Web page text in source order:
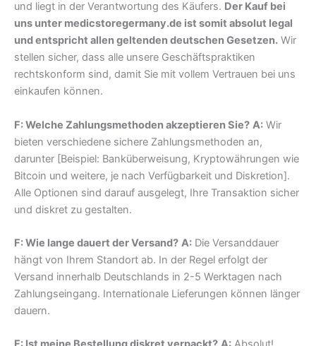
und liegt in der Verantwortung des Käufers. Der Kauf bei
uns unter medicstoregermany.de ist somit absolut legal
und entspricht allen geltenden deutschen Gesetzen. Wir
stellen sicher, dass alle unsere Geschäftspraktiken
rechtskonform sind, damit Sie mit vollem Vertrauen bei uns
einkaufen können.
F: Welche Zahlungsmethoden akzeptieren Sie? A: Wir
bieten verschiedene sichere Zahlungsmethoden an,
darunter [Beispiel: Banküberweisung, Kryptowährungen wie
Bitcoin und weitere, je nach Verfügbarkeit und Diskretion].
Alle Optionen sind darauf ausgelegt, Ihre Transaktion sicher
und diskret zu gestalten.
F: Wie lange dauert der Versand? A: Die Versanddauer
hängt von Ihrem Standort ab. In der Regel erfolgt der
Versand innerhalb Deutschlands in 2-5 Werktagen nach
Zahlungseingang. Internationale Lieferungen können länger
dauern.